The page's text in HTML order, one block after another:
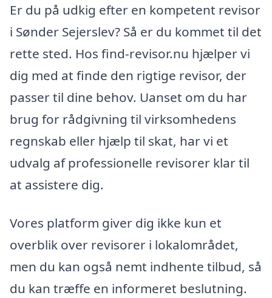
Er du på udkig efter en kompetent revisor
i Sønder Sejerslev? Så er du kommet til det
rette sted. Hos find-revisor.nu hjælper vi
dig med at finde den rigtige revisor, der
passer til dine behov. Uanset om du har
brug for rådgivning til virksomhedens
regnskab eller hjælp til skat, har vi et
udvalg af professionelle revisorer klar til
at assistere dig.
Vores platform giver dig ikke kun et
overblik over revisorer i lokalområdet,
men du kan også nemt indhente tilbud, så
du kan træffe en informeret beslutning.